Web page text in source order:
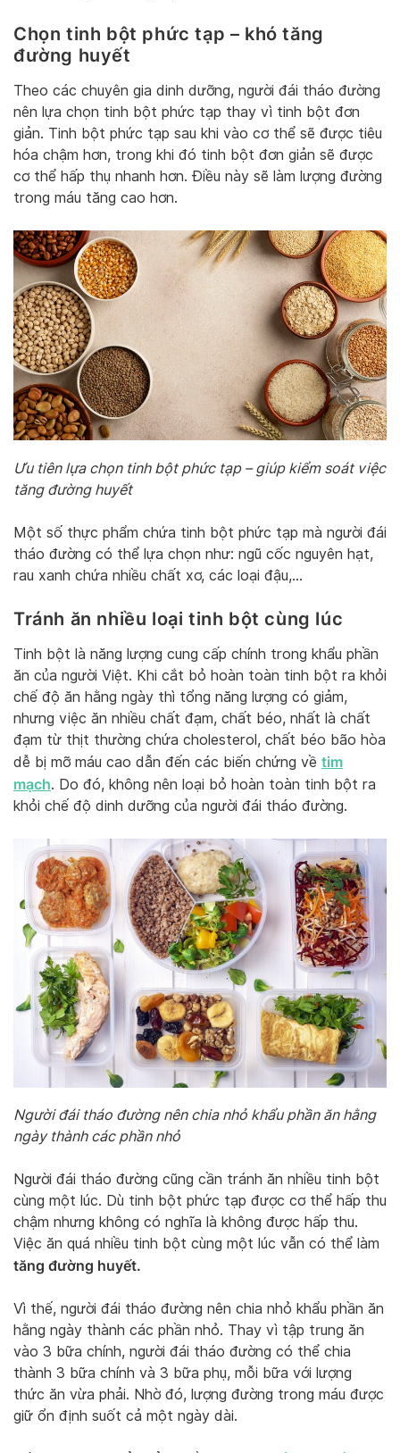
Chọn tinh bột phức tạp – khó tăng
đường huyết
Theo các chuyên gia dinh dưỡng, người đái tháo đường
nên lựa chọn tinh bột phức tạp thay vì tinh bột đơn
giản. Tinh bột phức tạp sau khi vào cơ thể sẽ được tiêu
hóa chậm hơn, trong khi đó tinh bột đơn giản sẽ được
cơ thể hấp thụ nhanh hơn. Điều này sẽ làm lượng đường
trong máu tăng cao hơn.
Ưu tiên lựa chọn tinh bột phức tạp – giúp kiểm soát việc
tăng đường huyết
Một số thực phẩm chứa tinh bột phức tạp mà người đái
tháo đường có thể lựa chọn như: ngũ cốc nguyên hạt,
rau xanh chứa nhiều chất xơ, các loại đậu,…
Tránh ăn nhiều loại tinh bột cùng lúc
Tinh bột là năng lượng cung cấp chính trong khẩu phần
ăn của người Việt. Khi cắt bỏ hoàn toàn tinh bột ra khỏi
chế độ ăn hằng ngày thì tổng năng lượng có giảm,
nhưng việc ăn nhiều chất đạm, chất béo, nhất là chất
đạm từ thịt thường chứa cholesterol, chất béo bão hòa
dễ bị mỡ máu cao dẫn đến các biến chứng về tim
mạch. Do đó, không nên loại bỏ hoàn toàn tinh bột ra
khỏi chế độ dinh dưỡng của người đái tháo đường.
Người đái tháo đường nên chia nhỏ khẩu phần ăn hằng
ngày thành các phần nhỏ
Người đái tháo đường cũng cần tránh ăn nhiều tinh bột
cùng một lúc. Dù tinh bột phức tạp được cơ thể hấp thu
chậm nhưng không có nghĩa là không được hấp thu.
Việc ăn quá nhiều tinh bột cùng một lúc vẫn có thể làm
tăng đường huyết.
Vì thế, người đái tháo đường nên chia nhỏ khẩu phần ăn
hằng ngày thành các phần nhỏ. Thay vì tập trung ăn
vào 3 bữa chính, người đái tháo đường có thể chia
thành 3 bữa chính và 3 bữa phụ, mỗi bữa với lượng
thức ăn vừa phải. Nhờ đó, lượng đường trong máu được
giữ ổn định suốt cả một ngày dài.